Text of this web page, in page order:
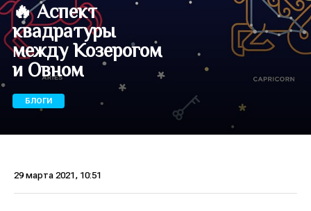
🔥 Аспект
квадратуры
между Козерогом
и Овном
БЛОГИ
29 марта 2021, 10:51